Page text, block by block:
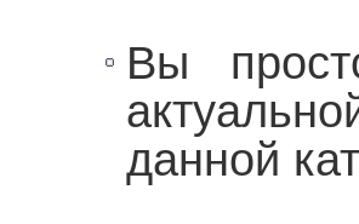
Вы
данной